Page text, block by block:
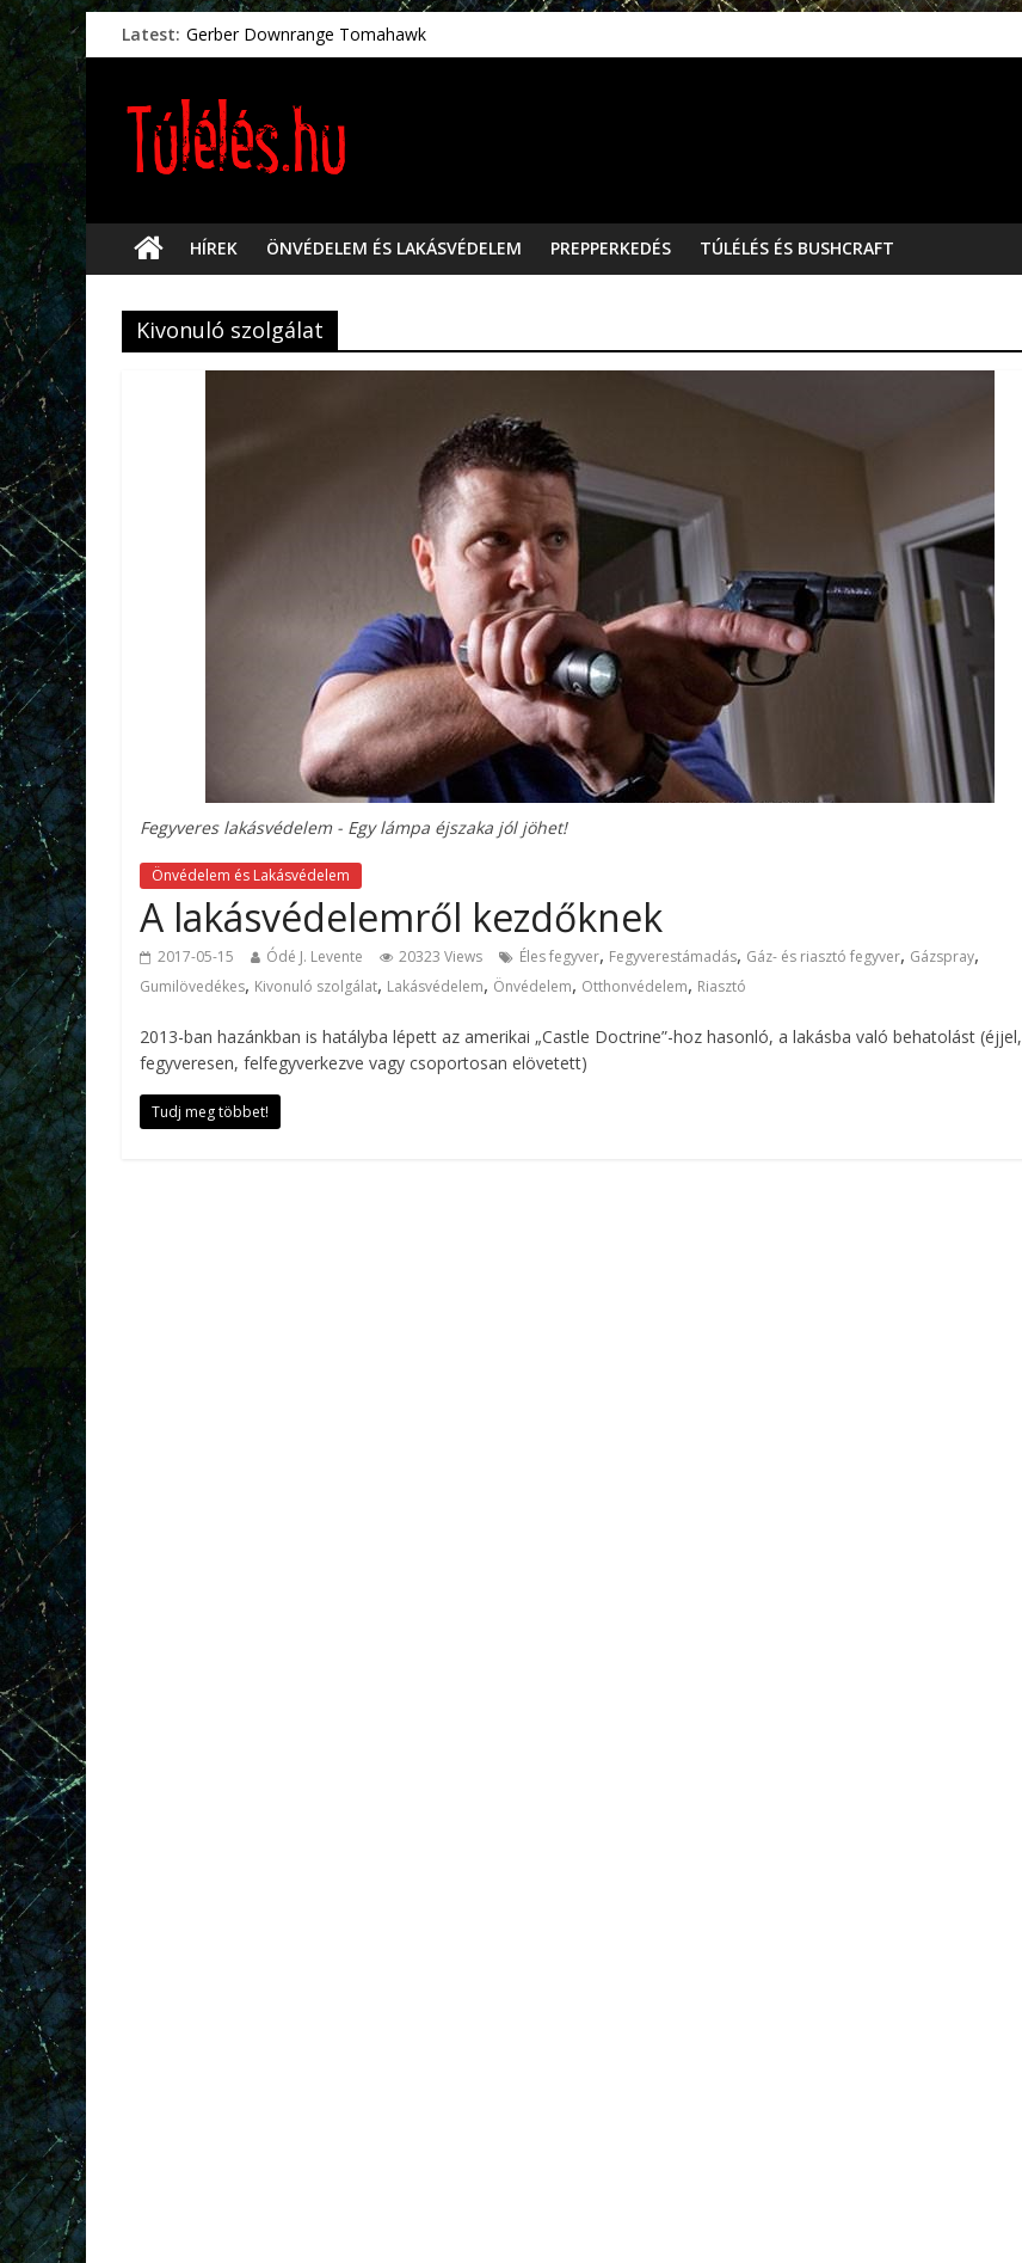
Latest: Gerber Downrange Tomahawk
Vészhelyzeti élelmiszerek
Vészhelyzetkezelés
Préselt törlőkendők
HÍREK ÖNVÉDELEM ÉS LAKÁSVÉDELEM PREPPERKEDÉS TÚLÉLÉS ÉS BUSHCRAFT
Kivonuló szolgálat
Fegyveres lakásvédelem - Egy lámpa éjszaka jól jöhet!
Önvédelem és Lakásvédelem
A lakásvédelemről kezdőknek
2017-05-15 Ódé J. Levente 20323 Views Éles fegyver, Fegyverestámadás, Gáz- és riasztó fegyver, Gázspray,
Gumilövedékes, Kivonuló szolgálat, Lakásvédelem, Önvédelem, Otthonvédelem, Riasztó
2013-ban hazánkban is hatályba lépett az amerikai „Castle Doctrine”-hoz hasonló, a lakásba való behatolást (éjjel,
fegyveresen, felfegyverkezve vagy csoportosan elövetett)
Tudj meg többet!